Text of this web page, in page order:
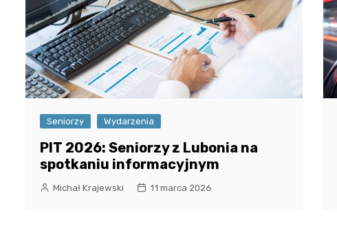
Seniorzy Wydarzenia
PIT 2026: Seniorzy z Lubonia na
spotkaniu informacyjnym
Michał Krajewski 11 marca 2026